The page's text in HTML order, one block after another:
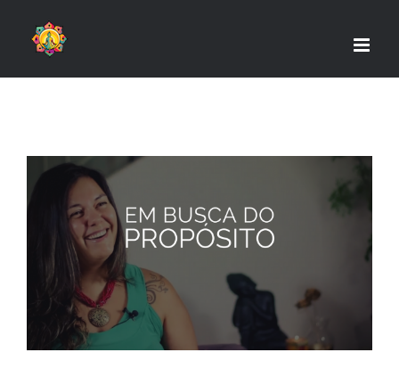
EM BUSCA DO PROPÓSITO * SÉRIE
DE VÍDEOS